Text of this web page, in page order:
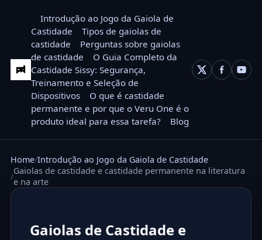
Introdução ao Jogo da Gaiola de
Castidade
Tipos de gaiolas de
castidade
Perguntas sobre gaiolas
de castidade
O Guia Completo da
Castidade Sissy: Segurança,
Treinamento e Seleção de
Dispositivos
O que é castidade
permanente e por que o Veru One é o
produto ideal para essa tarefa?
Blog
Home Introdução ao Jogo da Gaiola de Castidade
Gaiolas de castidade e castidade permanente na literatura
e na arte
Gaiolas de Castidade e